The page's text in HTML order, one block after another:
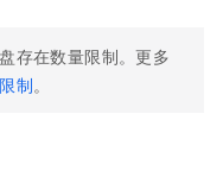
存在数量限制。更多
制。